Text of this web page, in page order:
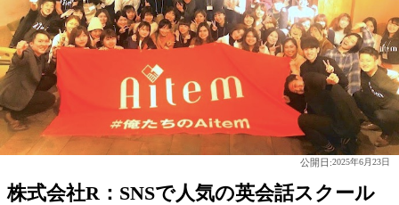
公開日:2025年6月23日
株式会社R：SNSで人気の英会話スクール